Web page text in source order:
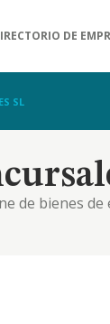
DE
SL
de bienes